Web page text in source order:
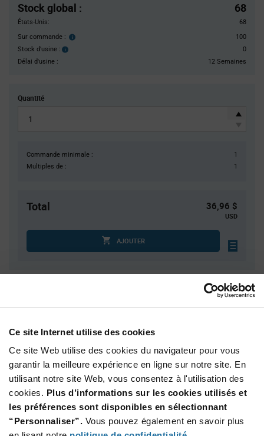
Ce site Internet utilise des cookies
Ce site Web utilise des cookies du navigateur pour vous
garantir la meilleure expérience en ligne sur notre site. En
utilisant notre site Web, vous consentez à l'utilisation des
cookies. Plus d’informations sur les cookies utilisés et
les préférences sont disponibles en sélectionnant
“Personnaliser”. Vous pouvez également en savoir plus
Stock global : 68
États-Unis:
68
Sur commande : Order
inventroy
100
Stock d'usine :
Stock
0
Délai d'usine :
12 Semaines
Quantité
Commande minimale :
1
Multiples de :
1
Total 36,96 $
USD
AJOUTER
4
$36.47
$36.00
30
$35.76
75+
$35.20
Product
Variant
Information
Emballages disponibles